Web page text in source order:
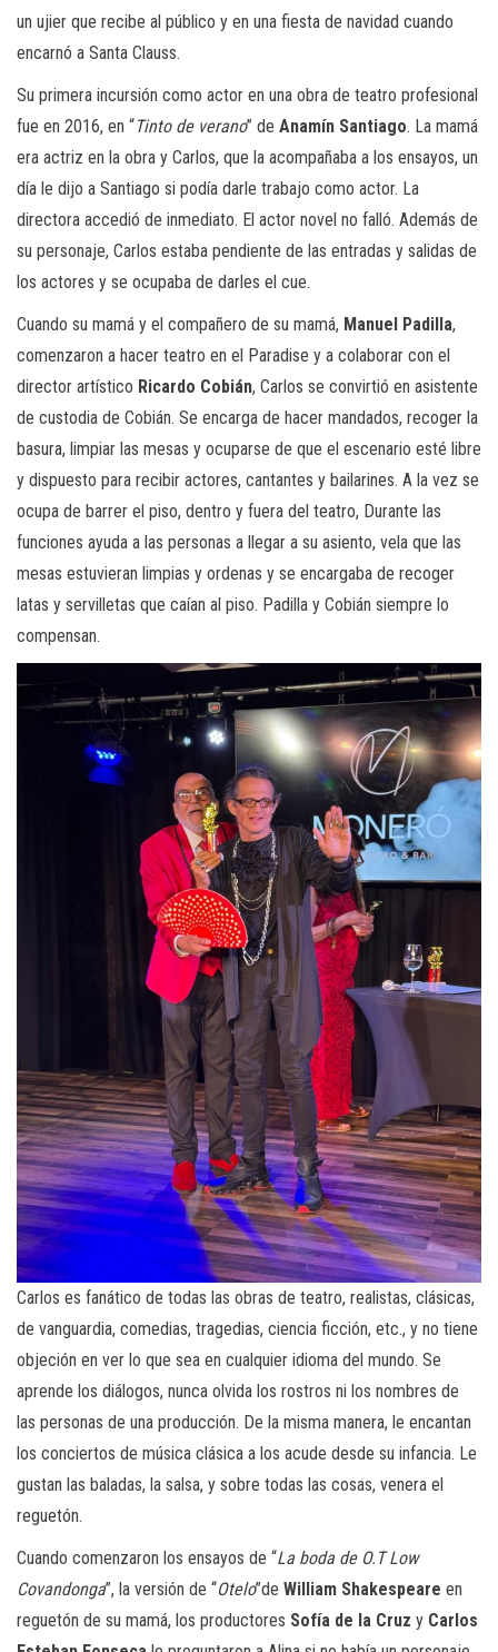
un ujier que recibe al público y en una fiesta de navidad cuando
encarnó a Santa Clauss.
Su primera incursión como actor en una obra de teatro profesional
fue en 2016, en “Tinto de verano” de Anamín Santiago. La mamá
era actriz en la obra y Carlos, que la acompañaba a los ensayos, un
día le dijo a Santiago si podía darle trabajo como actor. La
directora accedió de inmediato. El actor novel no falló. Además de
su personaje, Carlos estaba pendiente de las entradas y salidas de
los actores y se ocupaba de darles el cue.
Cuando su mamá y el compañero de su mamá, Manuel Padilla,
comenzaron a hacer teatro en el Paradise y a colaborar con el
director artístico Ricardo Cobián, Carlos se convirtió en asistente
de custodia de Cobián. Se encarga de hacer mandados, recoger la
basura, limpiar las mesas y ocuparse de que el escenario esté libre
y dispuesto para recibir actores, cantantes y bailarines. A la vez se
ocupa de barrer el piso, dentro y fuera del teatro, Durante las
funciones ayuda a las personas a llegar a su asiento, vela que las
mesas estuvieran limpias y ordenas y se encargaba de recoger
latas y servilletas que caían al piso. Padilla y Cobián siempre lo
compensan.
Carlos es fanático de todas las obras de teatro, realistas, clásicas,
de vanguardia, comedias, tragedias, ciencia ficción, etc., y no tiene
objeción en ver lo que sea en cualquier idioma del mundo. Se
aprende los diálogos, nunca olvida los rostros ni los nombres de
las personas de una producción. De la misma manera, le encantan
los conciertos de música clásica a los acude desde su infancia. Le
gustan las baladas, la salsa, y sobre todas las cosas, venera el
reguetón.
Cuando comenzaron los ensayos de “La boda de O.T Low
Covandonga”, la versión de “Otelo”de William Shakespeare en
reguetón de su mamá, los productores Sofía de la Cruz y Carlos